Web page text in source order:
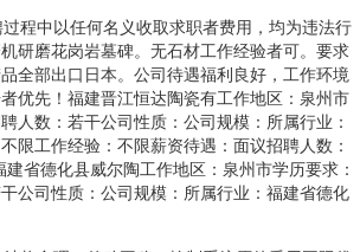
程中以任何名义收取求职者费用，均为违法行
研磨花岗岩墓碑。无石材工作经验者可。要求
全部出口日本。公司待遇福利良好，工作环境
优先！福建晋江恒达陶瓷有工作地区：泉州市
人数：若干公司性质：公司规模：所属行业：
限工作经验：不限薪资待遇：面议招聘人数：
省德化县威尔陶工作地区：泉州市学历要求：
公司性质：公司规模：所属行业：福建省德化